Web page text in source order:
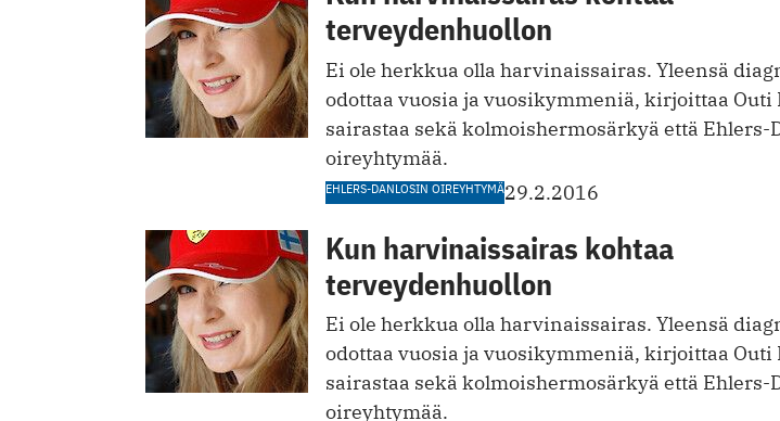
terveydenhuollon
Ei ole herkkua olla harvinaissairas. Yleensä
odottaa vuosia ja vuosikymmeniä, kirjoittaa Outi
sairastaa sekä kolmoishermosärkyä että Ehlers-
oireyhtymää.
EHLERS-DANLOSIN OIREYHTYMÄ29.2.2016
Kun harvinaissairas kohtaa
terveydenhuollon
Ei ole herkkua olla harvinaissairas. Yleensä
odottaa vuosia ja vuosikymmeniä, kirjoittaa Outi
sairastaa sekä kolmoishermosärkyä että Ehlers-
oireyhtymää.